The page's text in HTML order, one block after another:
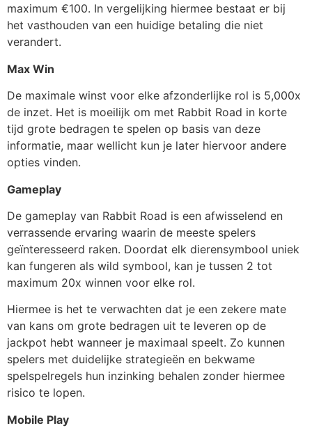
maximum €100. In vergelijking hiermee bestaat er bij
het vasthouden van een huidige betaling die niet
verandert.
Max Win
De maximale winst voor elke afzonderlijke rol is 5,000x
de inzet. Het is moeilijk om met Rabbit Road in korte
tijd grote bedragen te spelen op basis van deze
informatie, maar wellicht kun je later hiervoor andere
opties vinden.
Gameplay
De gameplay van Rabbit Road is een afwisselend en
verrassende ervaring waarin de meeste spelers
geïnteresseerd raken. Doordat elk dierensymbool uniek
kan fungeren als wild symbool, kan je tussen 2 tot
maximum 20x winnen voor elke rol.
Hiermee is het te verwachten dat je een zekere mate
van kans om grote bedragen uit te leveren op de
jackpot hebt wanneer je maximaal speelt. Zo kunnen
spelers met duidelijke strategieën en bekwame
spelspelregels hun inzinking behalen zonder hiermee
risico te lopen.
Mobile Play